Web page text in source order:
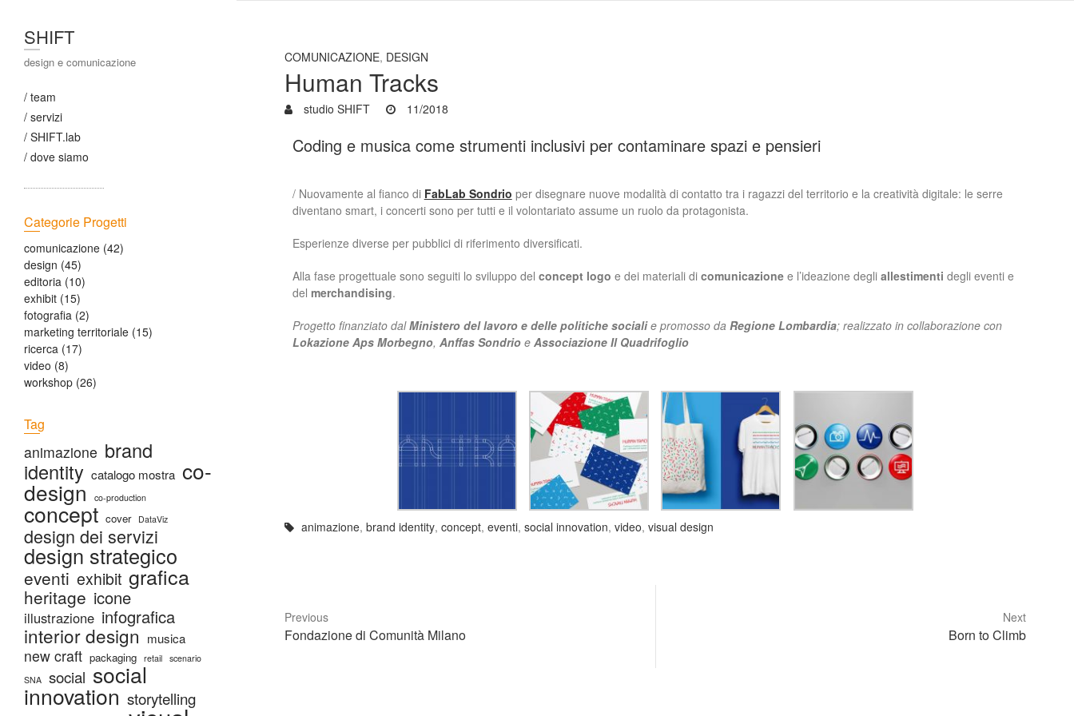
SHIFT
design e comunicazione
/ team
/ servizi
/ SHIFT.lab
/ dove siamo
COMUNICAZIONE, DESIGN
Human Tracks
studio SHIFT 11/2018
Coding e musica come strumenti inclusivi per contaminare spazi e pensieri
/ Nuovamente al fianco di FabLab Sondrio per disegnare nuove modalità di contatto tra i ragazzi del territorio e la creatività digitale: le serre
diventano smart, i concerti sono per tutti e il volontariato assume un ruolo da protagonista.
Esperienze diverse per pubblici di riferimento diversificati.
Alla fase progettuale sono seguiti lo sviluppo del concept logo e dei materiali di comunicazionee l’ideazione degli allestimenti degli eventi e
del merchandising.
Progetto finanziato dalMinistero del lavoro e delle politiche socialie promosso da Regione Lombardia; realizzato in collaborazione con
Lokazione Aps Morbegno, Anffas Sondrioe Associazione Il Quadrifoglio
animazione, brand identity, concept, eventi, social innovation, video, visual design
Previous
Fondazione di Comunità Milano
Next
Born to Climb
Categorie Progetti
comunicazione (42)
design (45)
editoria (10)
exhibit (15)
fotografia (2)
marketing territoriale (15)
ricerca (17)
video (8)
workshop (26)
Tag
animazione brand
identity catalogo mostra co-
design co-production
concept cover DataViz
design dei servizi
design strategico
eventi exhibit grafica
heritage icone
illustrazione infografica
interior design musica
new craft packaging retail scenario
SNA social social
innovation storytelling